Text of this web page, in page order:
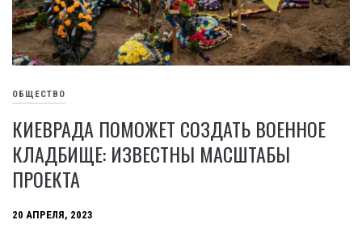
ОБЩЕСТВО
КИЕВРАДА ПОМОЖЕТ СОЗДАТЬ ВОЕННОЕ
КЛАДБИЩЕ: ИЗВЕСТНЫ МАСШТАБЫ
ПРОЕКТА
20 АПРЕЛЯ, 2023